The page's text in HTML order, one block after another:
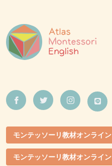
モンテッソーリ教材オンライ
モンテッソーリ教材オンライ